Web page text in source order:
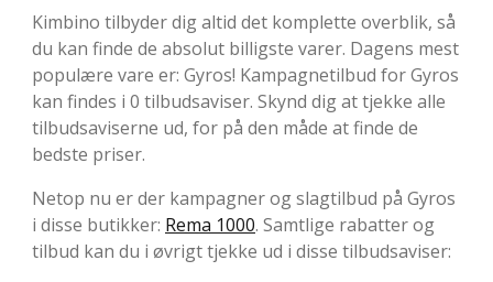
Kimbino tilbyder dig altid det komplette overblik, så
du kan finde de absolut billigste varer. Dagens mest
populære vare er: Gyros! Kampagnetilbud for Gyros
kan findes i 0 tilbudsaviser. Skynd dig at tjekke alle
tilbudsaviserne ud, for på den måde at finde de
bedste priser.
Netop nu er der kampagner og slagtilbud på Gyros
i disse butikker: Rema 1000. Samtlige rabatter og
tilbud kan du i øvrigt tjekke ud i disse tilbudsaviser: